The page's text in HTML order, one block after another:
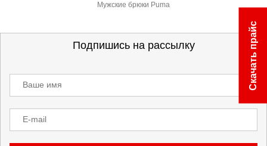
Мужские брюки Puma
Подпишись на рассылку
Ваше имя
E-mail
Скачать прайс